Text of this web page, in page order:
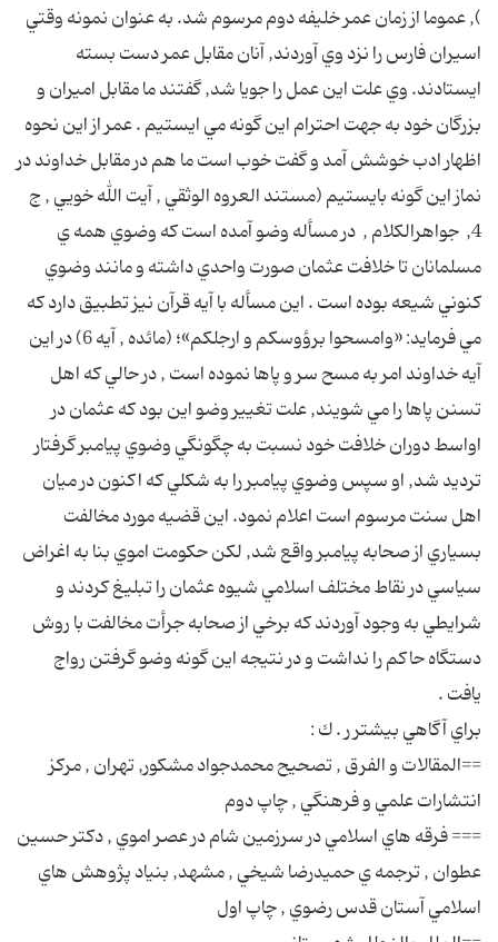
), عموما از زمان عمر خليفه دوم مرسوم شد. به عنوان نمونه وقتي
اسيران فارس را نزد وي آوردند, آنان مقابل عمر دست بسته
ايستادند. وي علت اين عمل را جويا شد, گفتند ما مقابل اميران و
بزرگان خود به جهت احترام اين گونه مي ايستيم . عمر از اين نحوه
اظهار ادب خوشش آمد و گفت خوب است ما هم در مقابل خداوند در
نماز اين گونه بايستيم (مستند العروه الوثقي , آيت الله خويي , ج
4, جواهرالكلام , در مسأله وضو آمده است كه وضوي همه ي
مسلمانان تا خلافت عثمان صورت واحدي داشته و مانند وضوي
كنوني شيعه بوده است . اين مسأله با آيه قرآن نيز تطبيق دارد كه
مي فرمايد: «وامسحوا برؤوسكم و ارجلكم»؛ (مائده , آيه 6) در اين
آيه خداوند امر به مسح سر و پاها نموده است , در حالي كه اهل
تسنن پاها را مي شويند, علت تغيير وضو اين بود كه عثمان در
اواسط دوران خلافت خود نسبت به چگونگي وضوي پيامبر گرفتار
ترديد شد, او سپس وضوي پيامبر را به شكلي كه اكنون در ميان
اهل سنت مرسوم است اعلام نمود. اين قضيه مورد مخالفت
بسياري از صحابه پيامبر واقع شد, لكن حكومت اموي بنا به اغراض
سياسي در نقاط مختلف اسلامي شيوه عثمان را تبليغ كردند و
شرايطي به وجود آوردند كه برخي از صحابه جرأت مخالفت با روش
دستگاه حاكم را نداشت و در نتيجه اين گونه وضو گرفتن رواج
يافت .
براي آگاهي بيشتر ر . ك :
==المقالات و الفرق , تصحيح محمدجواد مشكور, تهران , مركز
انتشارات علمي و فرهنگي , چاپ دوم
=== فرقه هاي اسلامي در سرزمين شام در عصر اموي , دكتر حسين
عطوان , ترجمه ي حميدرضا شيخي , مشهد, بنياد پژوهش هاي
اسلامي آستان قدس رضوي , چاپ اول